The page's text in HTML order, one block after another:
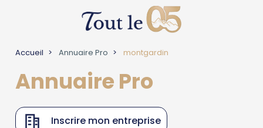
Accueil Annuaire Pro montgardin
Annuaire Pro
Inscrire mon entreprise